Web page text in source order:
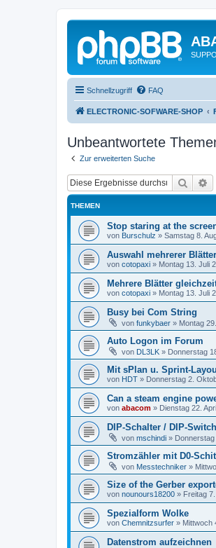
Schnellzugriff FAQ
ELECTRONIC-SOFWARE-SHOP
Unbeantwortete
Zur erweiterten Suche
Suche
THEMEN
Stop staring at the
von Burschulz » Samstag 8.
Auswahl mehrerer
von cotopaxi » Montag 13. Juli
Mehrere Blätter
von cotopaxi » Montag 13. Juli
Busy bei Com String
von funkybaer » Montag
Auto Logon im Forum
von DL3LK » Donnerstag
Mit sPlan u. Sprint-
von HDT » Donnerstag 2.
Can a steam engine
von abacom » Dienstag 22.
DIP-Schalter / DIP-
von mschindi »
Stromzähler mit D0-
von Messtechniker »
Size of the Gerber
von nounours18200 » Freitag
Spezialform Wolke
von Chemnitzsurfer » Mittwoch
Datenstrom aufzeichnen